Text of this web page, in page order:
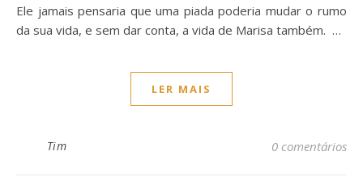
Ele jamais pensaria que uma piada poderia mudar o rumo
da sua vida, e sem dar conta, a vida de Marisa também. …
LER MAIS
Tim 0 comentários